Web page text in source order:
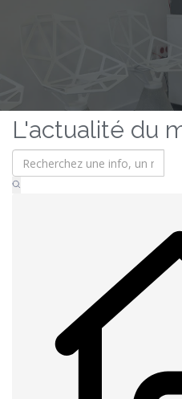
L'actualité du